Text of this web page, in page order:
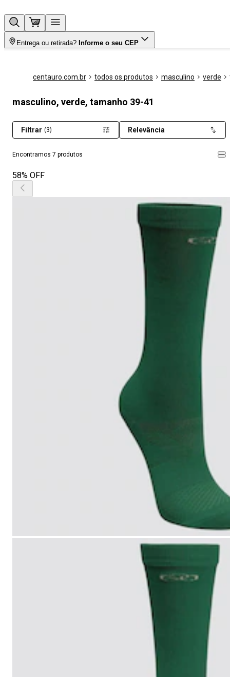
Entrega ou retirada? Informe o seu CEP
centauro.com.br todos os produtos masculino verde
masculino, verde, tamanho 39-41
Encontramos 7 produtos
Filtrar (3) Relevância
58% OFF